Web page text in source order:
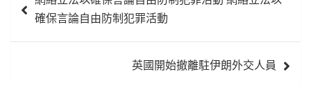
章 確保言論自由防制犯罪活動
英國開始撤離駐伊朗外交人員